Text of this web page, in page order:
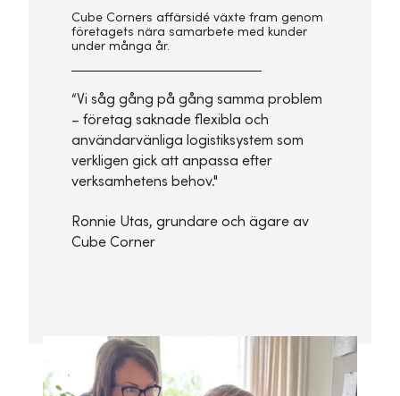
Cube Corners affärsidé växte fram genom
företagets nära samarbete med kunder
under många år.
“Vi såg gång på gång samma problem
– företag saknade flexibla och
användarvänliga logistiksystem som
verkligen gick att anpassa efter
verksamhetens behov."
Ronnie Utas, grundare och ägare av
Cube Corner